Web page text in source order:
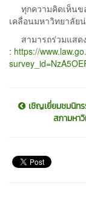
ทุกความคิดเห็นข
เคลื่อนมหาวิทยาลัย
สามารถร่วมแสด
: https://
เชิญเยี่ยมชมนิท
สภามหา